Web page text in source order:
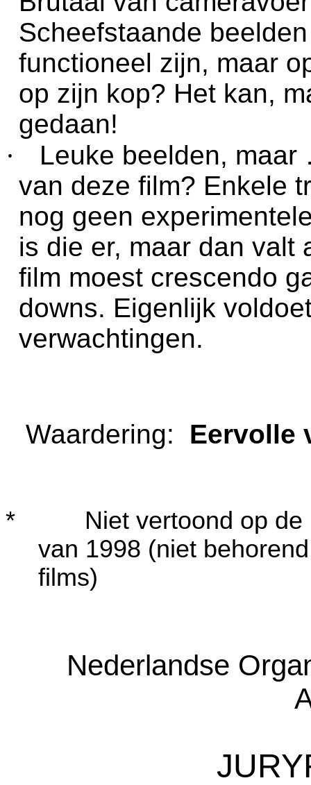
Scheefstaande
functioneel zijn, maar
op zijn kop? Het kan,
gedaan!
·
Leuke beelden,
van deze film? Enkele
nog geen
is die er, maar dan valt
film moest crescendo
downs. Eigenlijk
verwachtingen.
Waardering:
* Niet vertoond op de
van 1998 (niet
films)
Nederlandse